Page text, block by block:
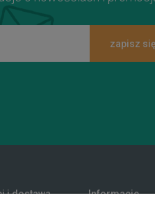
zapisz się
i dostawa Informacje